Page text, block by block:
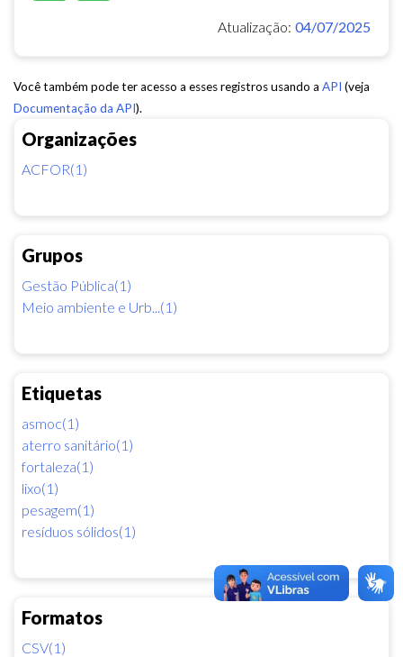
Organizações
ACFOR(1)
Grupos
Gestão Pública(1)
Meio ambiente e Urb...(1)
Etiquetas
asmoc(1)
aterro sanitário(1)
fortaleza(1)
lixo(1)
pesagem(1)
resíduos sólidos(1)
Formatos
CSV(1)
Atualização: 04/07/2025
Você também pode ter acesso a esses registros usando a API (veja
Documentação da API).